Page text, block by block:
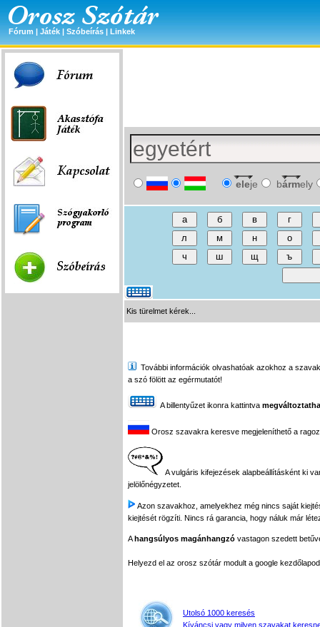
Fórum | Játék | Szóbeírás | Linkek
eleje bármely
Kis türelmet kérek...
További információk olvashatóak azokhoz a
a szó fölött az egérmutatót!
A billentyűzet ikonra kattintva
Orosz szavakra keresve megjeleníthető a
A vulgáris kifejezések alapbeállításként ki
jelölőnégyzetet.
Azon szavakhoz, amelyekhez még nincs saját
kiejtését rögzíti. Nincs rá garancia, hogy náluk már
Ahangsúlyos magánhangzó vastagon szedett
Helyezd el az orosz szótár modult a google
Utolsó 1000 keresés
Kíváncsi vagy milyen szavakat